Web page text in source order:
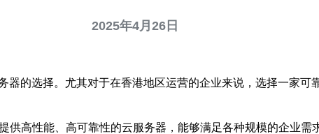
2025年4月26日
器的选择。尤其对于在香港地区运营的企业来说，选择一家
供高性能、高可靠性的云服务器，能够满足各种规模的企业